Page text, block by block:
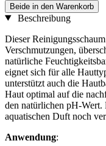
Beide in den Warenkorb
Beschreibung
Dieser
Verschmutzungen,
natürliche
eignet sich für alle
unterstützt auch die
Haut optimal auf die
den natürlichen pH-
aquatischen Duft noch
Anwendung: